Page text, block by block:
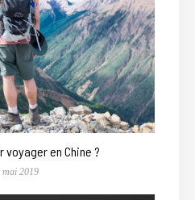
en Chine ?
mai 2019